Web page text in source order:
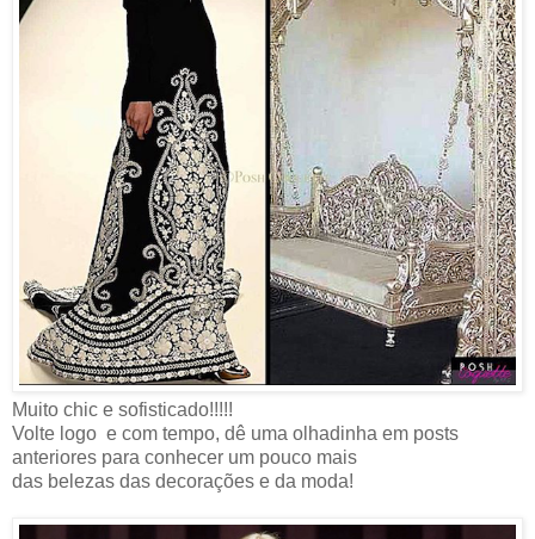
Muito chic e sofisticado!!!!!
Volte logo e com tempo, dê uma olhadinha em posts
anteriores para conhecer um pouco mais
das belezas das decorações e da moda!